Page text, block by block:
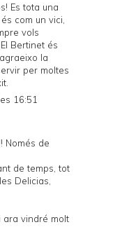
Es tota una
com un vici,
vols
Bertinet és
la
per moltes
16:51
Només de
de temps, tot
Delicias,
ara vindré molt